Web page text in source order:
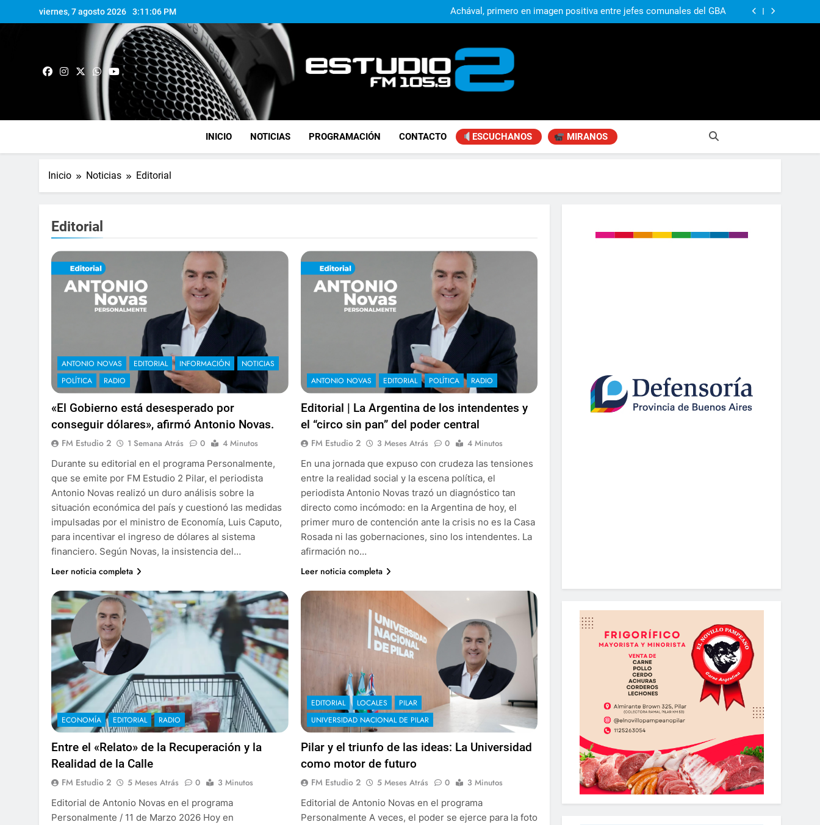
viernes, 7 agosto 2026 3:11:07 PM
Fabiana Cantilo presenta ‘Flor de Loto’
Kicillof: “Se logró que Nación desestime la locura de la venta de tierras a
Kicillof: “Se logró que Nación desestime la locura de la venta de tierras a
FM Estudio 2
INICIO NOTICIAS PROGRAMACIÓN CONTACTO ESCUCHANOS MIRANOS
Inicio Noticias Editorial
Editorial
ANTONIO NOVAS EDITORIAL INFORMACIÓN
NOTICIAS
POLÍTICA
RADIO
«El Gobierno está desesperado por
conseguir dólares», afirmó Antonio Novas.
FM Estudio 2 1 Semana Atrás 0
4 Minutos
Durante su editorial en el programa Personalmente,
que se emite por FM Estudio 2 Pilar, el periodista
Antonio Novas realizó un duro análisis sobre la
situación económica del país y cuestionó las medidas
impulsadas por el ministro de Economía, Luis Caputo,
para incentivar el ingreso de dólares al sistema
financiero. Según Novas, la insistencia del…
Leer noticia completa
ANTONIO NOVAS EDITORIAL POLÍTICA RADIO
Editorial | La Argentina de los intendentes y
el “circo sin pan” del poder central
FM Estudio 2 3 Meses Atrás 0
4 Minutos
En una jornada que expuso con crudeza las tensiones
entre la realidad social y la escena política, el
periodista Antonio Novas trazó un diagnóstico tan
directo como incómodo: en la Argentina de hoy, el
primer muro de contención ante la crisis no es la Casa
Rosada ni las gobernaciones, sino los intendentes. La
afirmación no…
Leer noticia completa
ECONOMÍA EDITORIAL RADIO
Entre el «Relato» de la Recuperación y la
Realidad de la Calle
FM Estudio 2 5 Meses Atrás 0
3 Minutos
Editorial de Antonio Novas en el programa
Personalmente / 11 de Marzo 2026 Hoy en
EDITORIAL LOCALES
PILAR
UNIVERSIDAD NACIONAL DE PILAR
Pilar y el triunfo de las ideas: La Universidad
como motor de futuro
FM Estudio 2 5 Meses Atrás 0
3 Minutos
Editorial de Antonio Novas en el programa
Personalmente A veces, el poder se ejerce para la foto